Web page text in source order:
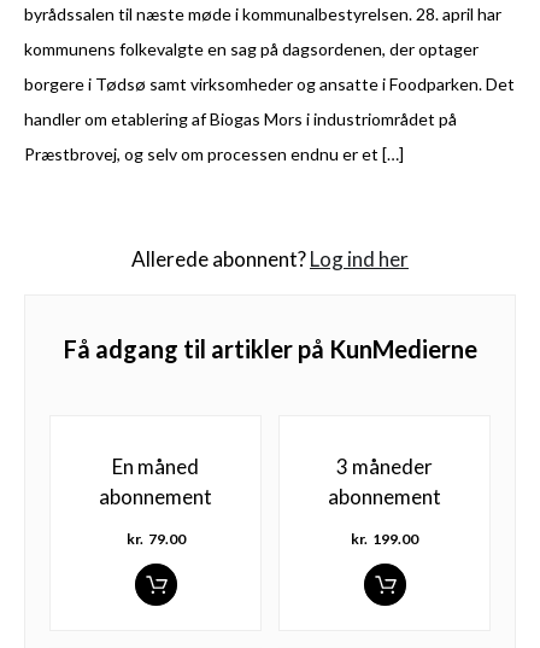
byrådssalen til næste møde i kommunalbestyrelsen. 28. april har
kommunens folkevalgte en sag på dagsordenen, der optager
borgere i Tødsø samt virksomheder og ansatte i Foodparken. Det
handler om etablering af Biogas Mors i industriområdet på
Præstbrovej, og selv om processen endnu er et […]
Allerede abonnent?Log ind her
Få adgang til artikler på KunMedierne
En måned
abonnement
kr. 79.00
3 måneder
abonnement
kr. 199.00